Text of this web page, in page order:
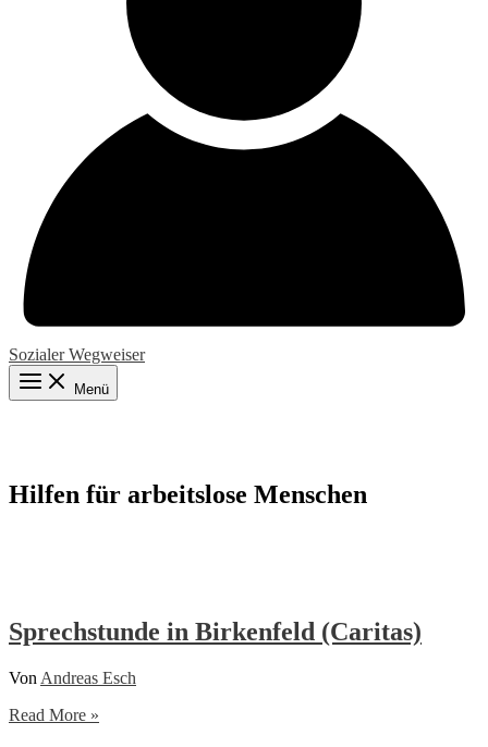
Sozialer Wegweiser
Menü
Hilfen für arbeitslose Menschen
Sprechstunde in Birkenfeld (Caritas)
Von Andreas Esch
Sprechstunde
Read More »